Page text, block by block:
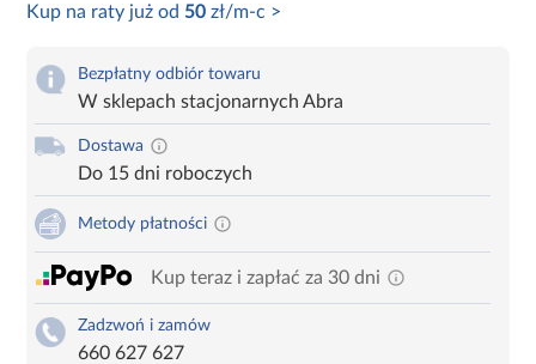
Kup na raty już od 50 zł/m-c >
Bezpłatny odbiór towaru
W sklepach stacjonarnych Abra
Dostawa
Do 15 dni roboczych
Metody płatności
Kup teraz i zapłać za 30 dni
Zadzwoń i zamów
660 627 627